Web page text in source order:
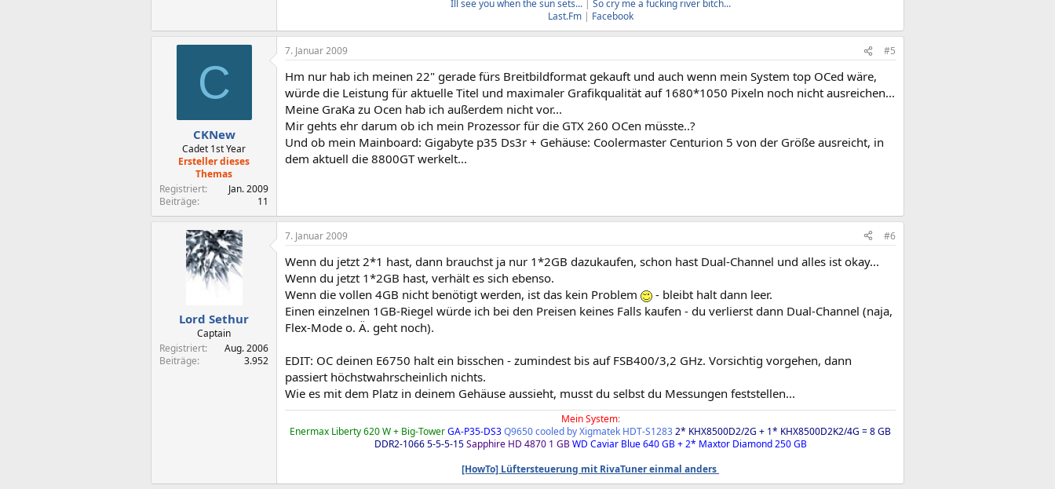
Ill see you when the sun sets...| So cry me a fucking river bitch...
Last.Fm| Facebook
C
CKNew
Cadet 1st Year
Ersteller dieses
Themas
Registriert
Jan. 2009
Beiträge
11
7. Januar 2009 #5
Hm nur hab ich meinen 22" gerade fürs Breitbildformat gekauft und auch wenn mein System top OCed wäre,
würde die Leistung für aktuelle Titel und maximaler Grafikqualität auf 1680*1050 Pixeln noch nicht ausreichen...
Meine GraKa zu Ocen hab ich außerdem nicht vor...
Mir gehts ehr darum ob ich mein Prozessor für die GTX 260 OCen müsste..?
Und ob mein Mainboard: Gigabyte p35 Ds3r + Gehäuse: Coolermaster Centurion 5 von der Größe ausreicht, in
dem aktuell die 8800GT werkelt...
Lord Sethur
Captain
Registriert
Aug. 2006
Beiträge
3.952
7. Januar 2009 #6
Wenn du jetzt 2*1 hast, dann brauchst ja nur 1*2GB dazukaufen, schon hast Dual-Channel und alles ist okay...
Wenn du jetzt 1*2GB hast, verhält es sich ebenso.
Wenn die vollen 4GB nicht benötigt werden, ist das kein Problem
- bleibt halt dann leer.
Einen einzelnen 1GB-Riegel würde ich bei den Preisen keines Falls kaufen - du verlierst dann Dual-Channel (naja,
Flex-Mode o. Ä. geht noch).
EDIT: OC deinen E6750 halt ein bisschen - zumindest bis auf FSB400/3,2 GHz. Vorsichtig vorgehen, dann
passiert höchstwahrscheinlich nichts.
Wie es mit dem Platz in deinem Gehäuse aussieht, musst du selbst du Messungen feststellen...
Mein System:
Enermax Liberty 620 W + Big-TowerGA-P35-DS3Q9650 cooled by Xigmatek HDT-S12832* KHX8500D2/2G + 1* KHX8500D2K2/4G = 8 GB
DDR2-1066 5-5-5-15 Sapphire HD 4870 1 GB WD Caviar Blue 640 GB + 2* Maxtor Diamond 250 GB
[HowTo] Lüftersteuerung mit RivaTuner einmal anders